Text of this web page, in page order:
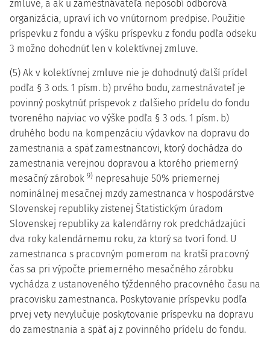
zmluve, a ak u zamestnávateľa nepôsobí odborová
organizácia, upraví ich vo vnútornom predpise. Použitie
príspevku z fondu a výšku príspevku z fondu podľa odseku
3 možno dohodnúť len v kolektívnej zmluve.
(5) Ak v kolektívnej zmluve nie je dohodnutý ďalší prídel
podľa § 3 ods. 1 písm. b) prvého bodu, zamestnávateľ je
povinný poskytnúť príspevok z ďalšieho prídelu do fondu
tvoreného najviac vo výške podľa § 3 ods. 1 písm. b)
druhého bodu na kompenzáciu výdavkov na dopravu do
zamestnania a späť zamestnancovi, ktorý dochádza do
zamestnania verejnou dopravou a ktorého priemerný
mesačný zárobok 9) nepresahuje 50% priemernej
nominálnej mesačnej mzdy zamestnanca v hospodárstve
Slovenskej republiky zistenej Štatistickým úradom
Slovenskej republiky za kalendárny rok predchádzajúci
dva roky kalendárnemu roku, za ktorý sa tvorí fond. U
zamestnanca s pracovným pomerom na kratší pracovný
čas sa pri výpočte priemerného mesačného zárobku
vychádza z ustanoveného týždenného pracovného času na
pracovisku zamestnanca. Poskytovanie príspevku podľa
prvej vety nevylučuje poskytovanie príspevku na dopravu
do zamestnania a späť aj z povinného prídelu do fondu.